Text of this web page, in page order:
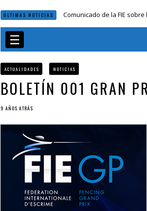
ÚLTIMAS NOTICIAS
Comunicado de la FIE
Epee Grand Prix 2023 –
☰
ACTUALIDADES NOTICIAS
BOLETÍN 001 GRAN
9 AÑOS ATRÁS